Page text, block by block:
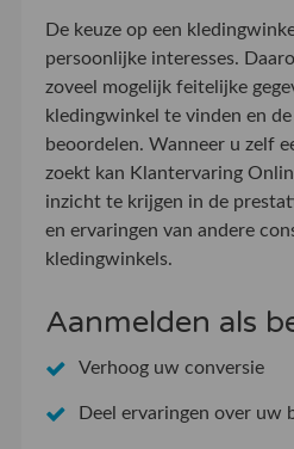
De keuze op een
persoonlijke interesses.
zoveel mogelijk feitelijke
kledingwinkel te vinden en
beoordelen. Wanneer u zelf
zoekt kan Klantervaring
inzicht te krijgen in de
en ervaringen van andere
kledingwinkels.
Aanmelden als
Verhoog uw conversie
Deel ervaringen over uw